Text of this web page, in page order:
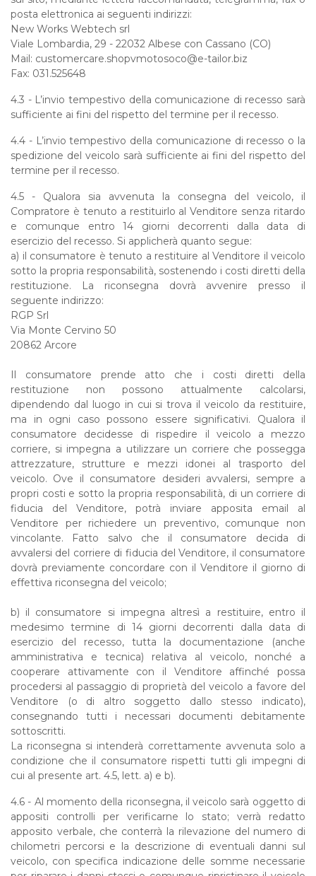
posta elettronica ai seguenti indirizzi:
New Works Webtech srl
Viale Lombardia, 29 - 22032 Albese con Cassano (CO)
Mail: customercare.shopvmotosoco@e-tailor.biz
Fax: 031.525648
4.3 - L’invio tempestivo della comunicazione di recesso sarà
sufficiente ai fini del rispetto del termine per il recesso.
4.4 - L’invio tempestivo della comunicazione di recesso o la
spedizione del veicolo sarà sufficiente ai fini del rispetto del
termine per il recesso.
4.5 - Qualora sia avvenuta la consegna del veicolo, il
Compratore è tenuto a restituirlo al Venditore senza ritardo
e comunque entro 14 giorni decorrenti dalla data di
esercizio del recesso. Si applicherà quanto segue:
a) il consumatore è tenuto a restituire al Venditore il veicolo
sotto la propria responsabilità, sostenendo i costi diretti della
restituzione. La riconsegna dovrà avvenire presso il
seguente indirizzo:
RGP Srl
Via Monte Cervino 50
20862 Arcore
Il consumatore prende atto che i costi diretti della
restituzione non possono attualmente calcolarsi,
dipendendo dal luogo in cui si trova il veicolo da restituire,
ma in ogni caso possono essere significativi. Qualora il
consumatore decidesse di rispedire il veicolo a mezzo
corriere, si impegna a utilizzare un corriere che possegga
attrezzature, strutture e mezzi idonei al trasporto del
veicolo. Ove il consumatore desideri avvalersi, sempre a
propri costi e sotto la propria responsabilità, di un corriere di
fiducia del Venditore, potrà inviare apposita email al
Venditore per richiedere un preventivo, comunque non
vincolante. Fatto salvo che il consumatore decida di
avvalersi del corriere di fiducia del Venditore, il consumatore
dovrà previamente concordare con il Venditore il giorno di
effettiva riconsegna del veicolo;
b) il consumatore si impegna altresì a restituire, entro il
medesimo termine di 14 giorni decorrenti dalla data di
esercizio del recesso, tutta la documentazione (anche
amministrativa e tecnica) relativa al veicolo, nonché a
cooperare attivamente con il Venditore affinché possa
procedersi al passaggio di proprietà del veicolo a favore del
Venditore (o di altro soggetto dallo stesso indicato),
consegnando tutti i necessari documenti debitamente
sottoscritti.
La riconsegna si intenderà correttamente avvenuta solo a
condizione che il consumatore rispetti tutti gli impegni di
cui al presente art. 4.5, lett. a) e b).
4.6 - Al momento della riconsegna, il veicolo sarà oggetto di
appositi controlli per verificarne lo stato; verrà redatto
apposito verbale, che conterrà la rilevazione del numero di
chilometri percorsi e la descrizione di eventuali danni sul
veicolo, con specifica indicazione delle somme necessarie